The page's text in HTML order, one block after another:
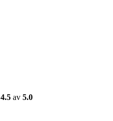
4.5 av 5.0